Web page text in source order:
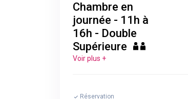
Chambre en
journée - 11h à
16h - Double
Supérieure
Voir plus +
Réservation